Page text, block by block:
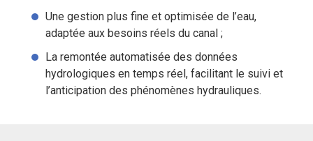
Une gestion plus fine et optimisée de l’eau,
adaptée aux besoins réels du canal ;
La remontée automatisée des données
hydrologiques en temps réel, facilitant le suivi et
l’anticipation des phénomènes hydrauliques.